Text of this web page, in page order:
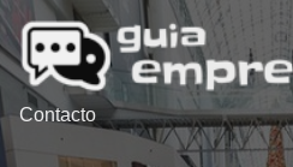
Contacto